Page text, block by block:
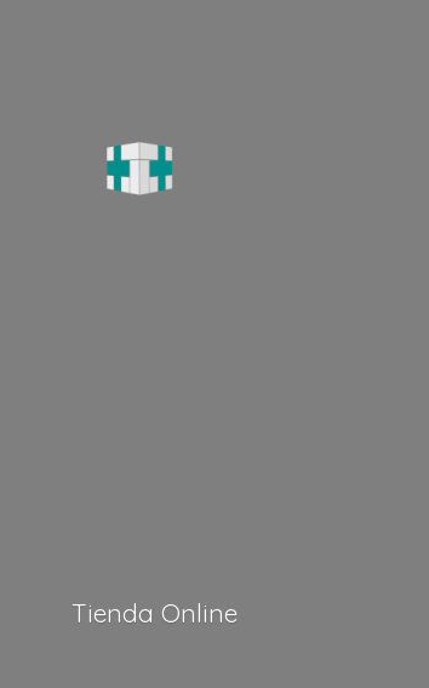
Tienda Online